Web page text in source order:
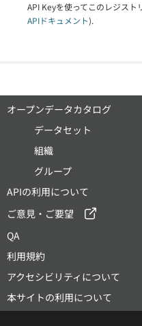
API Keyを使ってこのレジスト
APIドキュメント).
オープンデータカタログ
データセット
組織
グループ
APIの利用について
ご意見・ご要望
QA
利用規約
アクセシビリティについて
本サイトの利用について